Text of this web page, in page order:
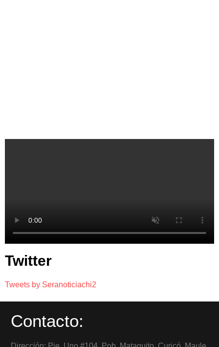
Twitter
Tweets by Seranoticiachi2
Contacto: